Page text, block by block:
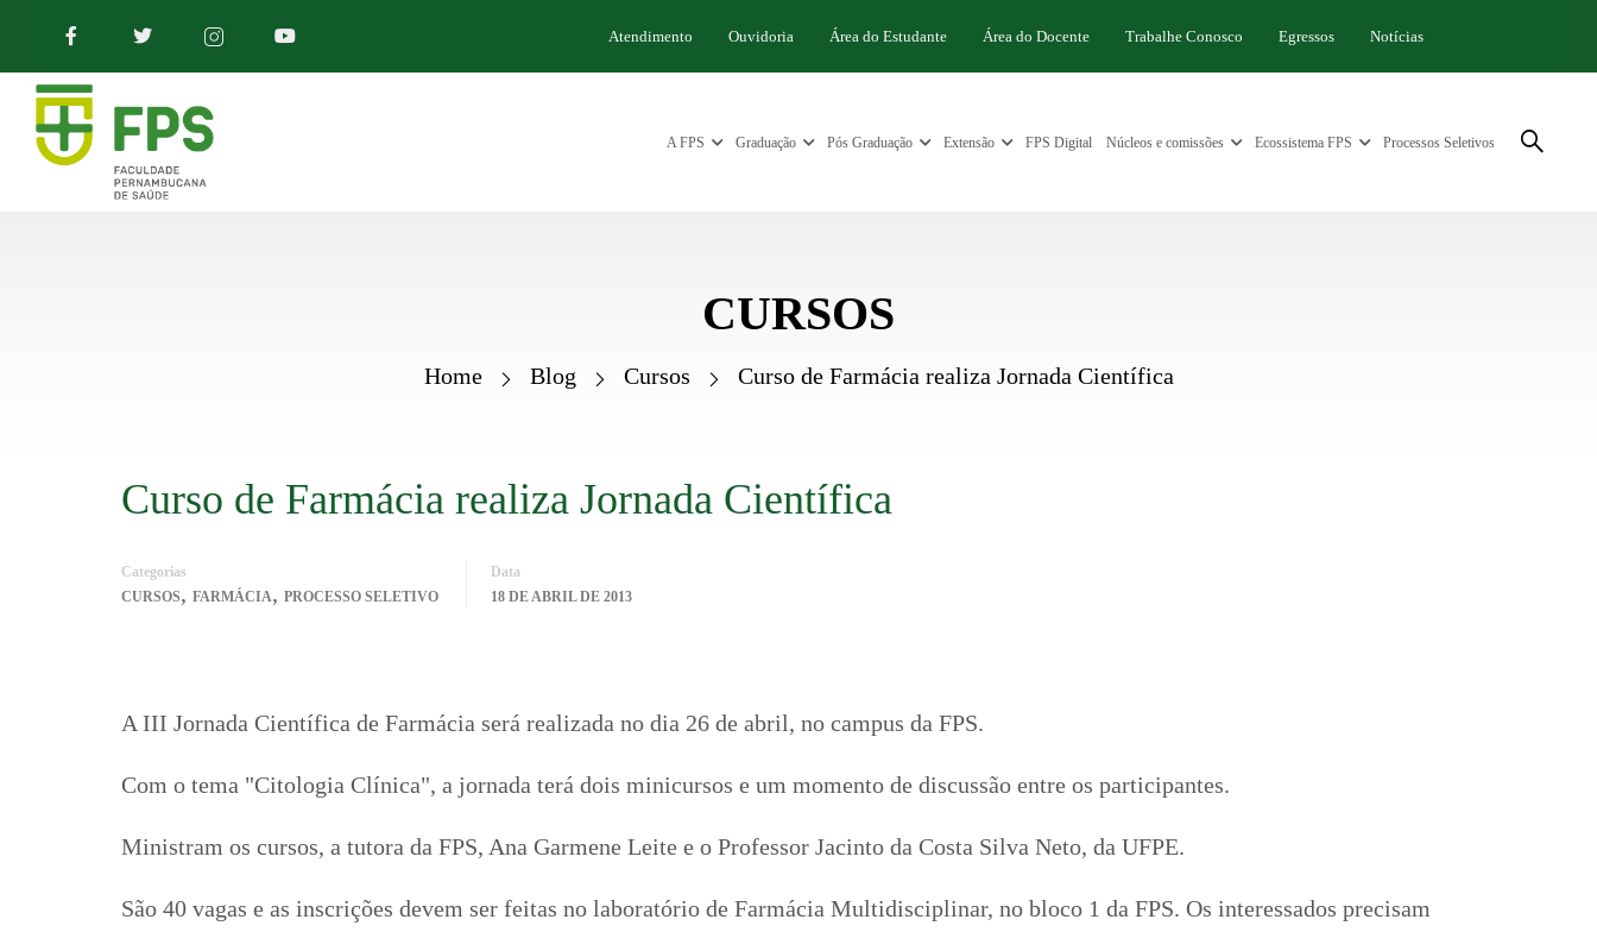
Atendimento Ouvidoria Área do Estudante Área do Docente Trabalhe Conosco Egressos Notícias
A FPS Graduação Pós Graduação Extensão FPS Digital Núcleos e comissões Ecossistema FPS Processos Seletivos
CURSOS
Home Blog Cursos Curso de Farmácia realiza Jornada Científica
Curso de Farmácia realiza Jornada Científica
Categorias
CURSOS, FARMÁCIA, PROCESSO SELETIVO
Data
18 DE ABRIL DE 2013
A III Jornada Científica de Farmácia será realizada no dia 26 de abril, no campus da FPS.
Com o tema "Citologia Clínica", a jornada terá dois minicursos e um momento de discussão entre os participantes.
Ministram os cursos, a tutora da FPS, Ana Garmene Leite e o Professor Jacinto da Costa Silva Neto, da UFPE.
São 40 vagas e as inscrições devem ser feitas no laboratório de Farmácia Multidisciplinar, no bloco 1 da FPS. Os interessados precisam